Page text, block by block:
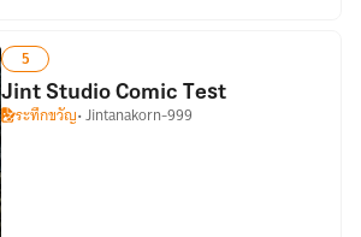
5
Jint Studio Comic Test
ระทึกขวัญ• Jintanakorn-999